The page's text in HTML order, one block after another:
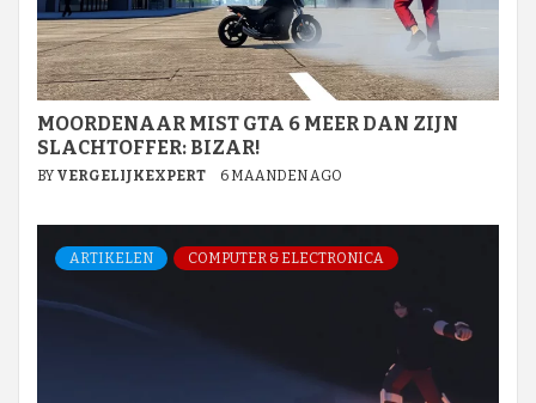
MOORDENAAR MIST GTA 6 MEER DAN ZIJN
SLACHTOFFER: BIZAR!
BY VERGELIJKEXPERT 6 MAANDEN AGO
ARTIKELEN COMPUTER & ELECTRONICA